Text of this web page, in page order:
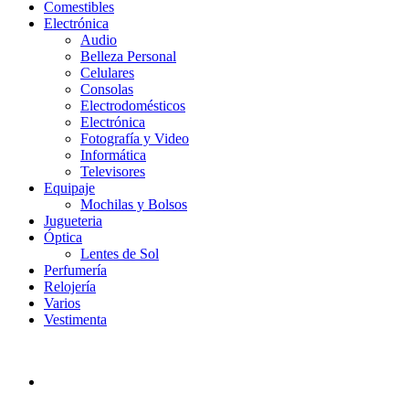
Comestibles
Electrónica
Audio
Belleza Personal
Celulares
Consolas
Electrodomésticos
Electrónica
Fotografía y Video
Informática
Televisores
Equipaje
Mochilas y Bolsos
Jugueteria
Óptica
Lentes de Sol
Perfumería
Relojería
Varios
Vestimenta